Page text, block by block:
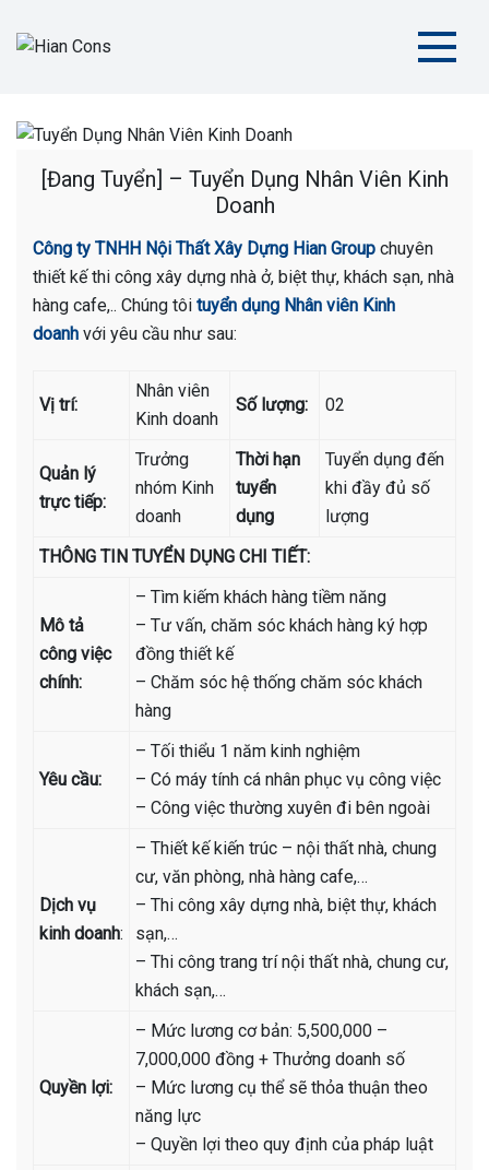
[Đang Tuyển] – Tuyển Dụng Nhân Viên Kinh
Doanh
Công ty TNHH Nội Thất Xây Dựng Hian Group chuyên
thiết kế thi công xây dựng nhà ở, biệt thự, khách sạn, nhà
hàng cafe,.. Chúng tôi tuyển dụng Nhân viên Kinh
doanh với yêu cầu như sau:
Vị trí:
Nhân viên
Kinh doanh
Số lượng: 02
Quản lý
trực tiếp:
Trưởng
nhóm Kinh
doanh
Thời hạn
tuyển
dụng
Tuyển dụng đến
khi đầy đủ số
lượng
THÔNG TIN TUYỂN DỤNG CHI TIẾT:
Mô tả
công việc
chính:
– Tìm kiếm khách hàng tiềm năng
– Tư vấn, chăm sóc khách hàng ký hợp
đồng thiết kế
– Chăm sóc hệ thống chăm sóc khách
hàng
Yêu cầu:
– Tối thiểu 1 năm kinh nghiệm
– Có máy tính cá nhân phục vụ công việc
– Công việc thường xuyên đi bên ngoài
Dịch vụ
kinh doanh:
– Thiết kế kiến trúc – nội thất nhà, chung
cư, văn phòng, nhà hàng cafe,…
– Thi công xây dựng nhà, biệt thự, khách
sạn,…
– Thi công trang trí nội thất nhà, chung cư,
khách sạn,…
Quyền lợi:
– Mức lương cơ bản: 5,500,000 –
7,000,000 đồng + Thưởng doanh số
– Mức lương cụ thể sẽ thỏa thuận theo
năng lực
– Quyền lợi theo quy định của pháp luật